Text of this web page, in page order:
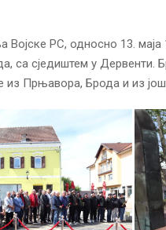
Војске РС, односно 13. маја
са сједиштем у Дервенти.
из Прњавора, Брода и из